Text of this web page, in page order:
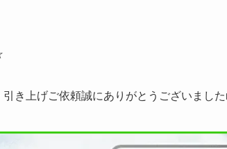
き上げご依頼誠にありがとうございまし